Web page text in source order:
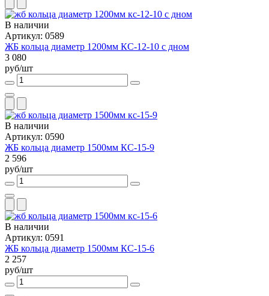
В наличии
Артикул: 0589
ЖБ кольца диаметр 1200мм КС-12-10 с дном
3 080
руб/шт
В наличии
Артикул: 0590
ЖБ кольца диаметр 1500мм КС-15-9
2 596
руб/шт
В наличии
Артикул: 0591
ЖБ кольца диаметр 1500мм КС-15-6
2 257
руб/шт